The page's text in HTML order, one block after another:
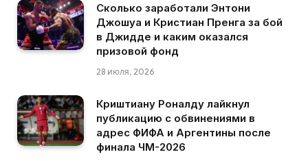
Сколько заработали Энтони
Джошуа и Кристиан Пренга за бой
в Джидде и каким оказался
призовой фонд
28 июля, 2026
Криштиану Роналду лайкнул
публикацию с обвинениями в
адрес ФИФА и Аргентины после
финала ЧМ-2026